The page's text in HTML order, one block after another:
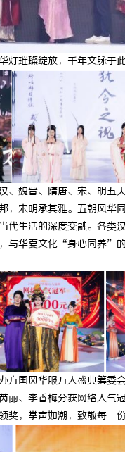
灯璀璨绽放，千年文脉于
魏晋、隋唐、宋、明五
宋明承其雅。五朝风华
代生活的深度交融。各
与华夏文化“身心同养”
方国风华服万人盛典筹
丽、李香梅分获网络人
奖，掌声如潮，致敬每一